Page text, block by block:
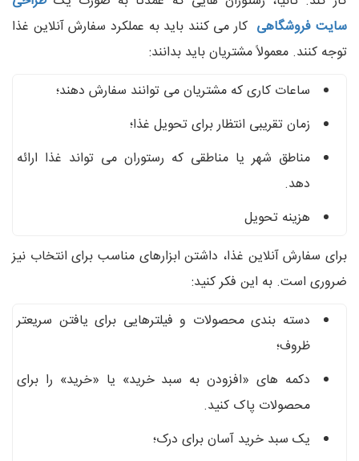
سایت فروشگاهی کار می کنند باید به عملکرد سفارش آنلاین غذا
توجه کنند. معمولاً مشتریان باید بدانند:
ساعات کاری که مشتریان می توانند سفارش دهند؛
زمان تقریبی انتظار برای تحویل غذا؛
مناطق شهر یا مناطقی که رستوران می تواند غذا ارائه
دهد.
هزینه تحویل
برای سفارش آنلاین غذا، داشتن ابزارهای مناسب برای انتخاب نیز
ضروری است. به این فکر کنید:
دسته بندی محصولات و فیلترهایی برای یافتن سریعتر
ظروف؛
دکمه های «افزودن به سبد خرید» یا «خرید» را برای
محصولات پاک کنید.
یک سبد خرید آسان برای درک؛